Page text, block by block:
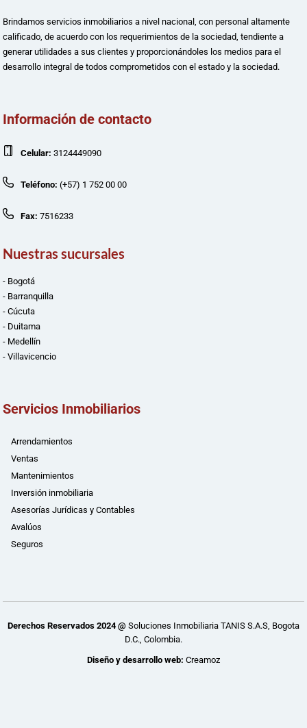
Brindamos servicios inmobiliarios a nivel nacional, con personal altamente
calificado, de acuerdo con los requerimientos de la sociedad, tendiente a
generar utilidades a sus clientes y proporcionándoles los medios para el
desarrollo integral de todos comprometidos con el estado y la sociedad.
Información de contacto
Celular: 3124449090
Teléfono: (+57) 1 752 00 00
Fax: 7516233
Nuestras sucursales
- Bogotá
- Barranquilla
- Cúcuta
- Duitama
- Medellín
- Villavicencio
Servicios Inmobiliarios
Arrendamientos
Ventas
Mantenimientos
Inversión inmobiliaria
Asesorías Jurídicas y Contables
Avalúos
Seguros
Derechos Reservados 2024 @ Soluciones Inmobiliaria TANIS S.A.S, Bogota
D.C., Colombia.
Diseño y desarrollo web: Creamoz